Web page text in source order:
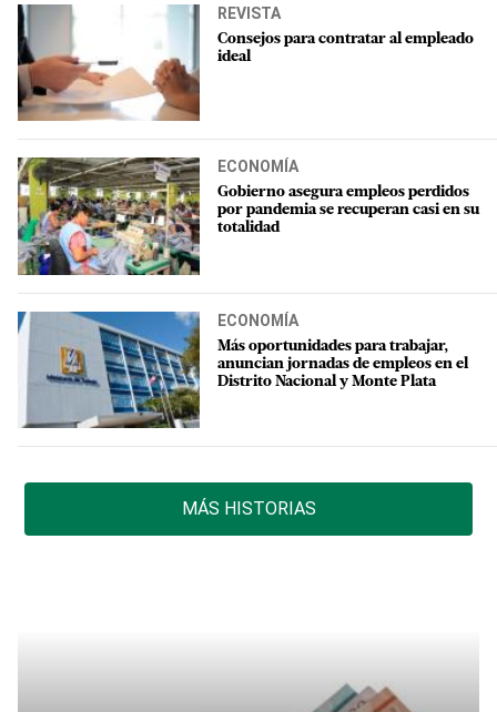
REVISTA
Consejos para contratar al empleado
ideal
ECONOMÍA
Gobierno asegura empleos perdidos
por pandemia se recuperan casi en su
totalidad
ECONOMÍA
Más oportunidades para trabajar,
anuncian jornadas de empleos en el
Distrito Nacional y Monte Plata
MÁS HISTORIAS